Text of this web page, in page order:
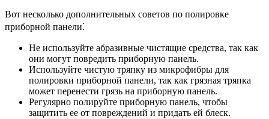
Вот несколько дополнительных советов по полировке
приборной панели⁚
Не используйте абразивные чистящие средства, так как
они могут повредить приборную панель.
Используйте чистую тряпку из микрофибры для
полировки приборной панели, так как грязная тряпка
может перенести грязь на приборную панель.
Регулярно полируйте приборную панель, чтобы
защитить ее от повреждений и придать ей блеск.